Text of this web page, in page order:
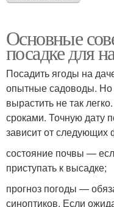
Основные
посадке для
Посадить ягоды на
опытные садоводы. Но
вырастить не так
сроками. Точную дату
зависит от следующих
состояние почвы —
приступать к высадке;
прогноз погоды —
синоптиков. Если